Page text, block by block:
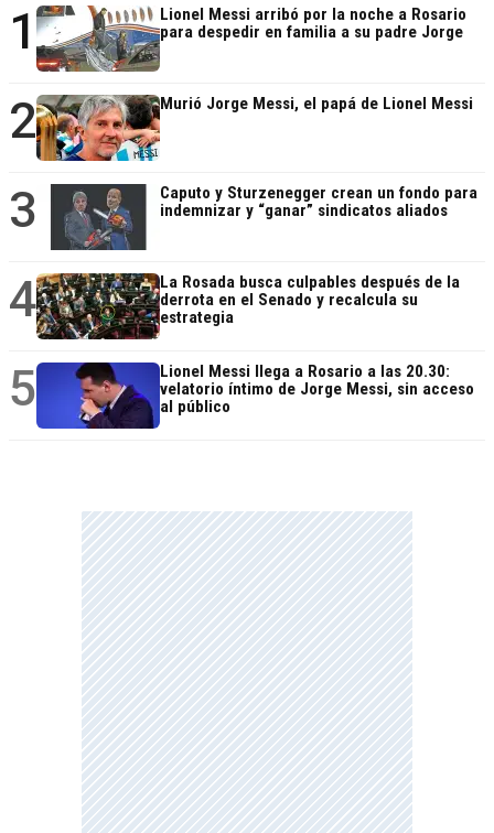
1
Lionel Messi arribó por la noche a Rosario
para despedir en familia a su padre Jorge
2 Murió Jorge Messi, el papá de Lionel Messi
3
Caputo y Sturzenegger crean un fondo para
indemnizar y “ganar” sindicatos aliados
4
La Rosada busca culpables después de la
derrota en el Senado y recalcula su
estrategia
5
Lionel Messi llega a Rosario a las 20.30:
velatorio íntimo de Jorge Messi, sin acceso
al público